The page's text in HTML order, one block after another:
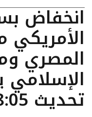
انخفاض
الأمريكي
المصري
الإسلامي
تحديث 08:05 صباحا